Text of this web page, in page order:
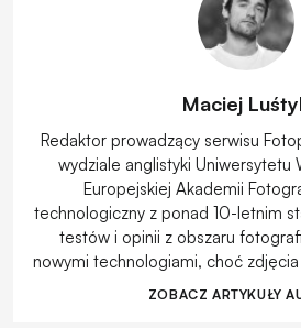
Maciej
Redaktor prowadzący serwisu
wydziale anglistyki Uniwersytetu
Europejskiej Akademii
technologiczny z ponad 10-letnim
testów i opinii z obszaru
nowymi technologiami, choć
ZOBACZ ARTYKUŁY